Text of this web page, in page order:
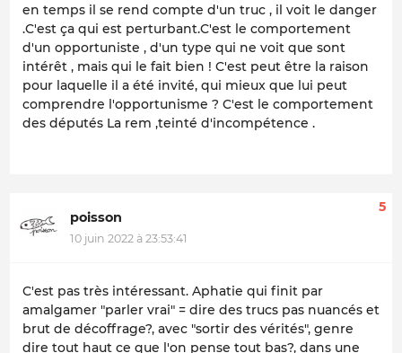
en temps il se rend compte d'un truc , il voit le danger
.C'est ça qui est perturbant.C'est le comportement
d'un opportuniste , d'un type qui ne voit que sont
intérêt , mais qui le fait bien ! C'est peut être la raison
pour laquelle il a été invité, qui mieux que lui peut
comprendre l'opportunisme ? C'est le comportement
des députés La rem ,teinté d'incompétence .
poisson
10 juin 2022 à 23:53:41
5
C'est pas très intéressant. Aphatie qui finit par
amalgamer "parler vrai" = dire des trucs pas nuancés et
brut de décoffrage?, avec "sortir des vérités", genre
dire tout haut ce que l'on pense tout bas?, dans une